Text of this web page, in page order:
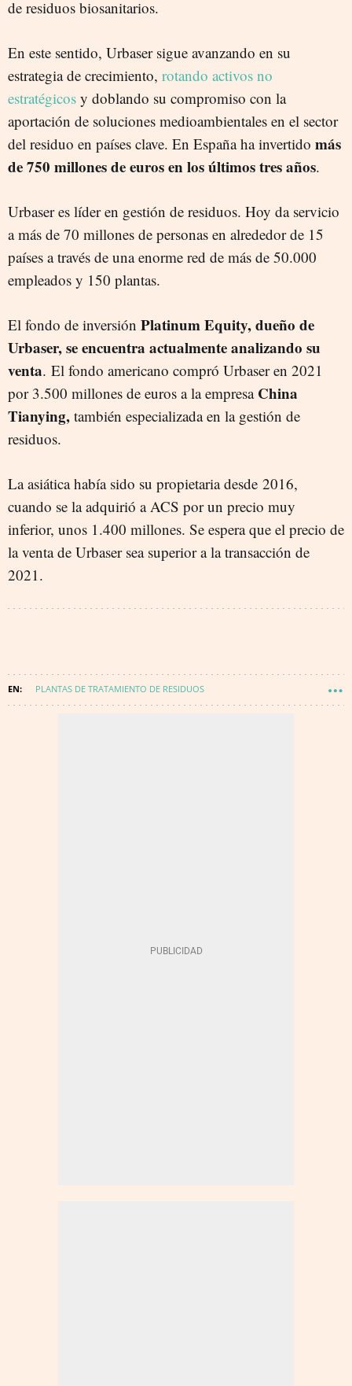
de residuos biosanitarios.
En este sentido, Urbaser sigue avanzando en su
estrategia de crecimiento, rotando activos no
estratégicos y doblando su compromiso con la
aportación de soluciones medioambientales en el sector
del residuo en países clave. En España ha invertido más
de 750 millones de euros en los últimos tres años.
Urbaser es líder en gestión de residuos. Hoy da servicio
a más de 70 millones de personas en alrededor de 15
países a través de una enorme red de más de 50.000
empleados y 150 plantas.
El fondo de inversión Platinum Equity, dueño de
Urbaser, se encuentra actualmente analizando su
venta. El fondo americano compró Urbaser en 2021
por 3.500 millones de euros a la empresa China
Tianying, también especializada en la gestión de
residuos.
La asiática había sido su propietaria desde 2016,
cuando se la adquirió a ACS por un precio muy
inferior, unos 1.400 millones. Se espera que el precio de
la venta de Urbaser sea superior a la transacción de
2021.
PLANTAS DE TRATAMIENTO DE RESIDUOS